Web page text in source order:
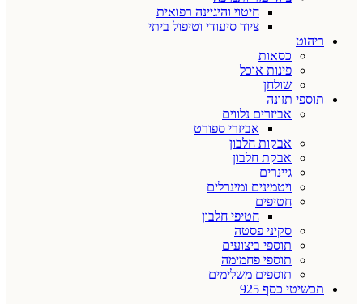
חיטוי והיגיינה רפואית
ציוד סיעודי וטיפול ביתי
ריהוט
כסאות
פינות אוכל
שולחן
תוספי תזונה
אביזרים נלווים
אביזרי ספורט
אבקות חלבון
אבקת חלבון
גיינרים
ויטמינים ומינרלים
חטיפים
חטיפי חלבון
סקיני פסטה
תוספי ביצועים
תוספי פחמימה
תוספים משלימים
תכשיטי כסף 925